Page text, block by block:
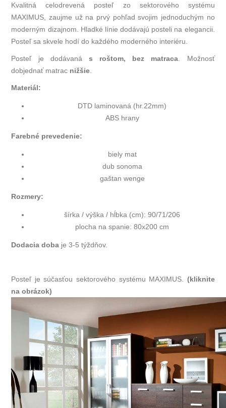
Kvalitná celodrevená posteľ zo sektorového systému
MAXIMUS, zaujme už na prvý pohľad svojim jednoduchým no
moderným dizajnom. Hladké línie dodávajú posteli na elegancii.
Posteľ sa skvele hodí do každého moderného interiéru.
Posteľ je dodávaná s roštom, bez matraca. Možnosť
dobjednať matrac nižšie.
Materiál:
DTD laminovaná (hr.22mm)
ABS hrany
Farebné prevedenie:
biely mat
dub sonoma
gaštan wenge
Rozmery:
šírka / výška / hĺbka (cm): 90/71/206
plocha na spanie: 80x200 cm
Dodacia doba je 3-5 týždňov.
Posteľ je súčasťou sektorového systému MAXIMUS. (kliknite
na obrázok)